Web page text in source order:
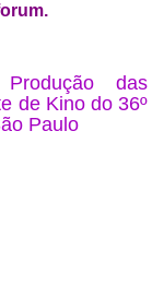
das
de Kino do 36º
Paulo